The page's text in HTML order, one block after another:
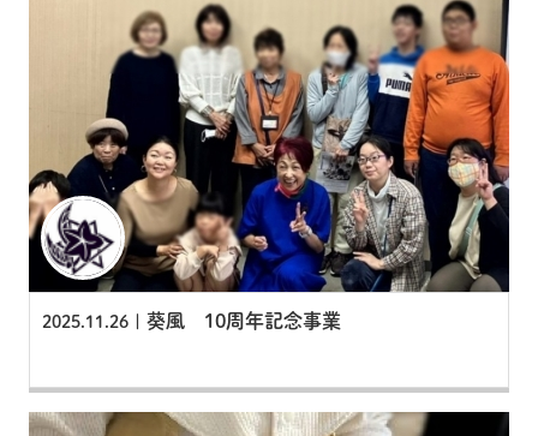
2025.11.26 | 葵風 10周年記念事業